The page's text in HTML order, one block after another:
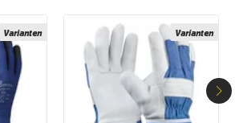
Varianten Varianten